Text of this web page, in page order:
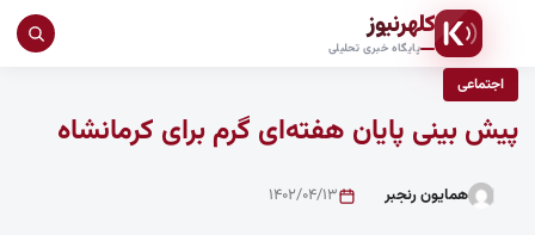
کلهرنیوز
پایگاه خبری تحلیلی
اجتماعی
پیش بینی پایان هفته‌ای گرم برای کرمانشاه
همایون رنجبر ۱۴۰۲/۰۴/۱۳